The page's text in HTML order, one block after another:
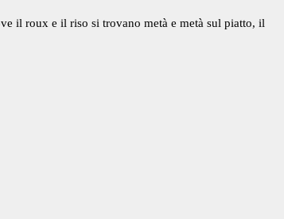
il roux e il riso si trovano metà e metà sul piatto, il